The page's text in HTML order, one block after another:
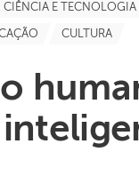
CIÊNCIA E TECNOLOGIA
CULTURA